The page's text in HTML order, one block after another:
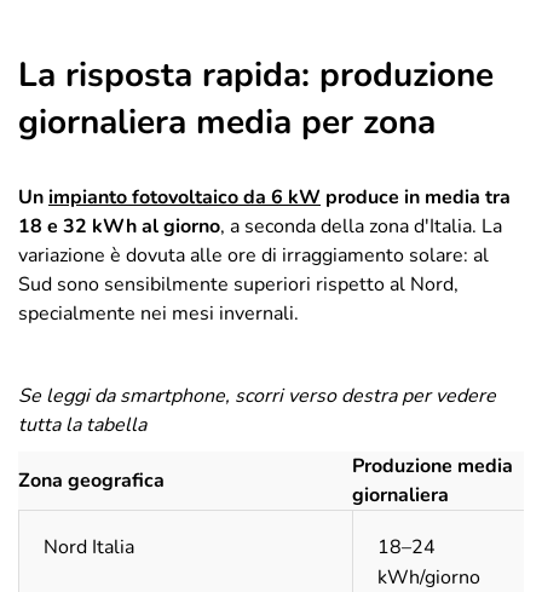
La risposta rapida: produzione
giornaliera media per zona
Unimpianto fotovoltaico da 6 kW produce in media tra
18 e 32 kWh al giorno, a seconda della zona d'Italia. La
variazione è dovuta alle ore di irraggiamento solare: al
Sud sono sensibilmente superiori rispetto al Nord,
specialmente nei mesi invernali.
Se leggi da smartphone, scorri verso destra per vedere
tutta la tabella
Zona geografica
Produzione media
giornaliera
Nord Italia
18–24
kWh/giorno